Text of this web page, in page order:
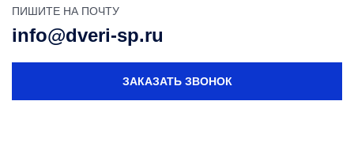
ПИШИТЕ НА ПОЧТУ
info@dveri-sp.ru
ЗАКАЗАТЬ ЗВОНОК